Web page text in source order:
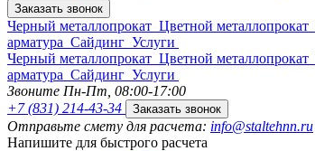
Заказать звонок
Черный металлопрокат Цветной металлопрокат
арматура Сайдинг Услуги
Черный металлопрокат Цветной металлопрокат
арматура Сайдинг Услуги
Звоните Пн-Пт, 08:00-17:00
+7 (831) 214-43-34
Заказать звонок
Отправьте смету для расчета: info@staltehnn.ru
Напишите для быстрого расчета